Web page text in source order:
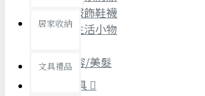
居家收納
文具禮品
服飾鞋襪
生活小物
美容/美髮
寵物/玩具